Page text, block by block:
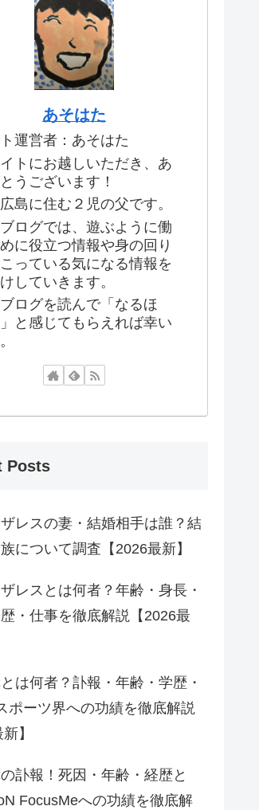
あそはた
運営者：あそはた
トにお越しいただき、あ
うございます！
島に住む２児の父です。
ログでは、遊ぶように働
に役立つ情報や身の回り
っている気になる情報を
していきます。
ログを読んで「なるほ
と感じてもらえれば幸い
Posts
レスの妻・結婚相手は誰？結
について調査【2026最新】
レスとは何者？年齢・身長・
・仕事を徹底解説【2026最
は何者？訃報・年齢・学歴・
ポーツ界への功績を徹底解説
】
訃報！死因・年齢・経歴と
FocusMeへの功績を徹底解